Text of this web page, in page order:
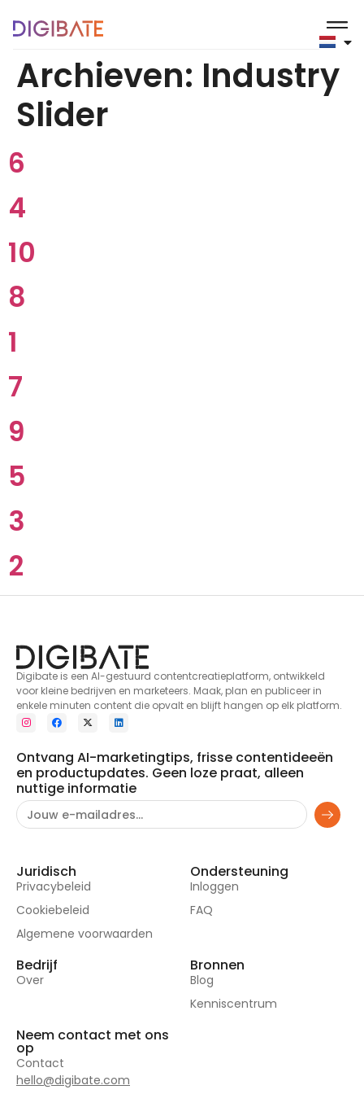
inhoud
Archieven: Industry
Slider
6
4
10
8
1
7
9
5
3
2
Digibate is een AI-gestuurd contentcreatieplatform, ontwikkeld
voor kleine bedrijven en marketeers. Maak, plan en publiceer in
enkele minuten content die opvalt en blijft hangen op elk platform.
Ontvang AI-marketingtips, frisse contentideeën
en productupdates. Geen loze praat, alleen
nuttige informatie
Juridisch
Privacybeleid
Cookiebeleid
Algemene voorwaarden
Ondersteuning
Inloggen
FAQ
Bedrijf
Over
Bronnen
Blog
Kenniscentrum
Neem contact met ons
op
Contact
hello@digibate.com